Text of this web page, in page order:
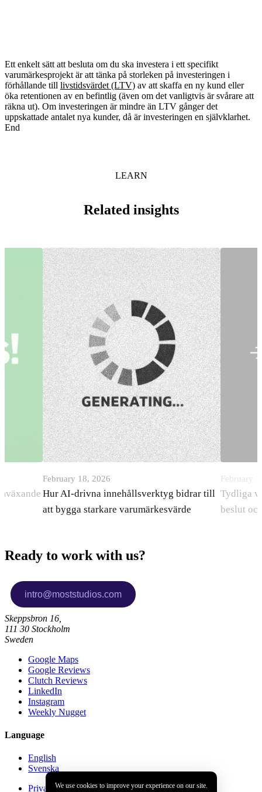
Ett enkelt sätt att besluta om du ska investera i ett specifikt
varumärkesprojekt är att tänka på storleken på investeringen i
förhållande till livstidsvärdet (LTV) av att skaffa en ny kund eller
öka retentionen av en befintlig (även om det vanligtvis är svårare att
räkna ut). Om investeringen är mindre än LTV gånger det
uppskattade antalet nya kunder, då är investeringen en självklarhet.
End
LEARN
Related insights
February 18, 2026
Hur AI-drivna innehållsverktyg bidrar till
att bygga starkare varumärkesvärde
February
Tydliga
beslut
Ready to work with us?
Skeppsbron 16,
111 30 Stockholm
Sweden
Google Maps
Google Reviews
Clutch Reviews
LinkedIn
Instagram
Weekly Nugget
Language
English
Svenska
Privacy policyWe use cookies to improve your experience on our site.